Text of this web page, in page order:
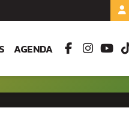
AGENDA